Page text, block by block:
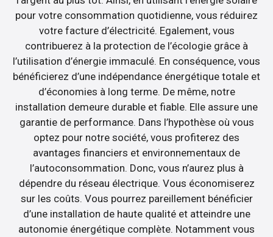
pour votre consommation quotidienne, vous réduirez
votre facture d’électricité. Egalement, vous
contribuerez à la protection de l’écologie grâce à
l’utilisation d’énergie immaculé. En conséquence, vous
bénéficierez d’une indépendance énergétique totale et
d’économies à long terme. De même, notre
installation demeure durable et fiable. Elle assure une
garantie de performance. Dans l’hypothèse où vous
optez pour notre société, vous profiterez des
avantages financiers et environnementaux de
l’autoconsommation. Donc, vous n’aurez plus à
dépendre du réseau électrique. Vous économiserez
sur les coûts. Vous pourrez pareillement bénéficier
d’une installation de haute qualité et atteindre une
autonomie énergétique complète. Notamment vous